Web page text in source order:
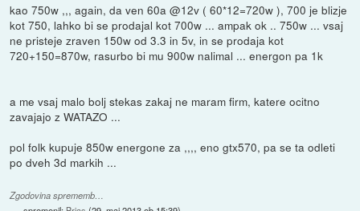
kao 750w ,,, again, da ven 60a @12v ( 60*12=720w ), 700 je blizje
kot 750, lahko bi se prodajal kot 700w ... ampak ok .. 750w ... vsaj
ne pristeje zraven 150w od 3.3 in 5v, in se prodaja kot
720+150=870w, rasurbo bi mu 900w nalimal ... energon pa 1k
a me vsaj malo bolj stekas zakaj ne maram firm, katere ocitno
zavajajo z WATAZO ...
pol folk kupuje 850w energone za ,,,, eno gtx570, pa se ta odleti
po dveh 3d markih ...
Zgodovina sprememb…